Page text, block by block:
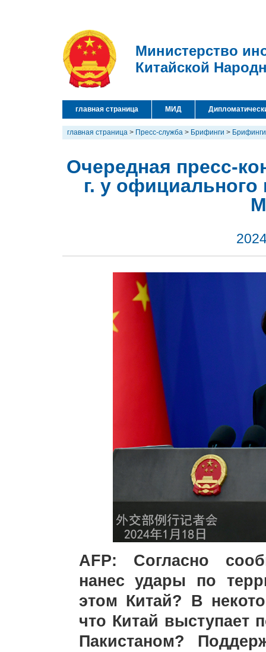
Министерство
Китайской
главная страница МИД
главная страница > Пресс-служба > Брифинги > Брифинги
Очередная пресс-
г. у
AFP: Согласно
нанес удары по
этом Китай? В
что Китай выступает
Пакистаном?